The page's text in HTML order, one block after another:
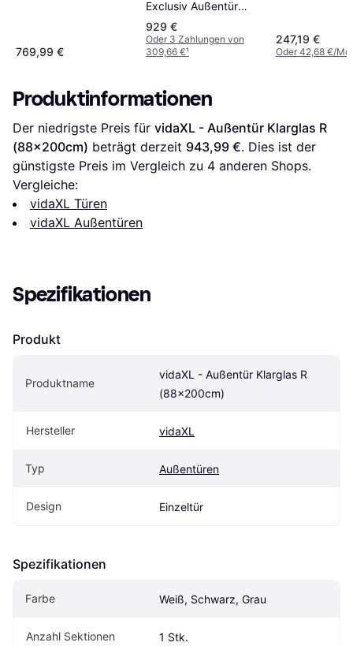
769,99 €
Exclusiv Außentür
Klarglas R (x200cm)
929 €
Oder 3 Zahlungen von
309,66 €¹
247,19 €
Oder 42,68 €/
Produktinformationen
Der niedrigste Preis für vidaXL - Außentür Klarglas R
(88x200cm) beträgt derzeit 943,99 €. Dies ist der
günstigste Preis im Vergleich zu 4 anderen Shops.
Vergleiche:
vidaXL Türen
vidaXL Außentüren
Spezifikationen
Produkt
Produktname
vidaXL - Außentür Klarglas R
(88x200cm)
Hersteller vidaXL
Typ Außentüren
Design Einzeltür
Spezifikationen
Farbe Weiß, Schwarz, Grau
Anzahl Sektionen 1 Stk.